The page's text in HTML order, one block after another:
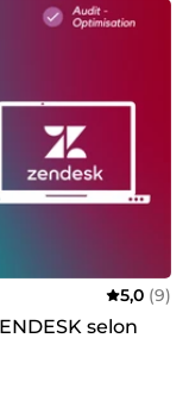
5,0 (9)
selon